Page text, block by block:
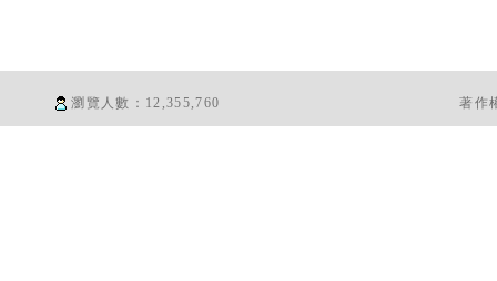
瀏覽人數： 12,355,760 著作